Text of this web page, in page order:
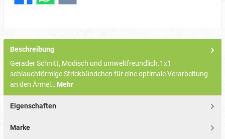
Beschreibung
Gerader Schnitt, Modisch und umweltfreundlich.1x1
schlauchförmige Strickbündchen für eine optimale Verarbeitung
an den Ärmel… Mehr
Eigenschaften
Marke